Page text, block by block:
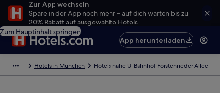
Zur App wechseln
Spare in der App noch mehr – auf dich warten bis zu
20% Rabatt auf ausgewählte Hotels.
Zum Hauptinhalt springen
App herunterladen
Hotels in München Hotels nahe U-Bahnhof Forstenrieder Allee